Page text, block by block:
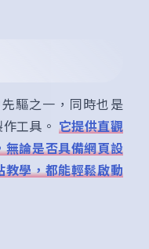
驅之一，同時也是
工具。 它提供直觀
無論是否具備網頁設
教學，都能輕鬆啟動